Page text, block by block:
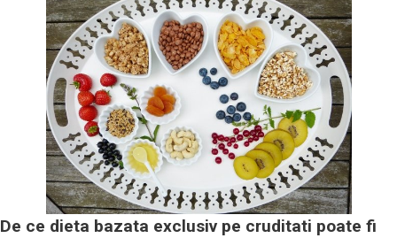
De ce dieta bazata exclusiv pe cruditati poate fi